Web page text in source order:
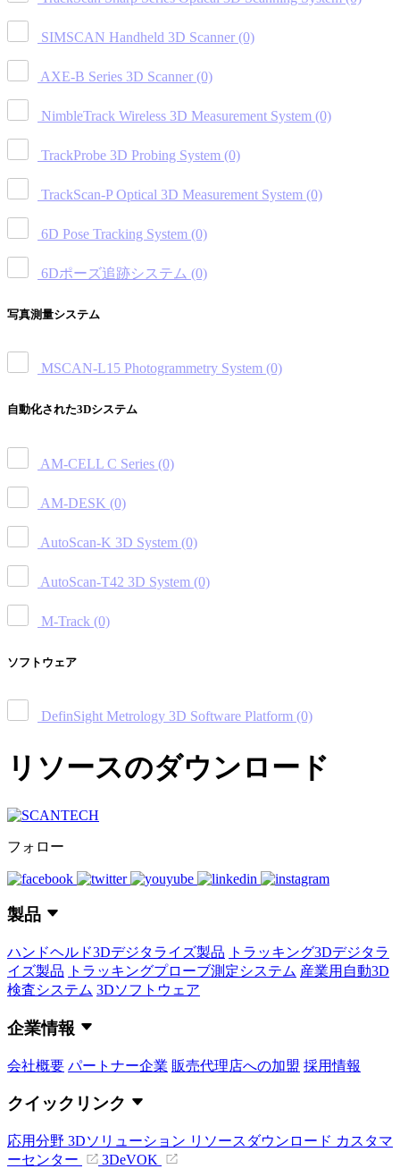
SIMSCAN Handheld 3D Scanner (0)
AXE-B Series 3D Scanner (0)
NimbleTrack Wireless 3D Measurement System (0)
TrackProbe 3D Probing System (0)
TrackScan-P Optical 3D Measurement System (0)
6D Pose Tracking System (0)
6Dポーズ追跡システム (0)
写真測量システム
MSCAN-L15 Photogrammetry System (0)
自動化された3Dシステム
AM-CELL C Series (0)
AM-DESK (0)
AutoScan-K 3D System (0)
AutoScan-T42 3D System (0)
M-Track (0)
ソフトウェア
DefinSight Metrology 3D Software Platform (0)
リソースのダウンロード
フォロー
製品
ハンドヘルド3Dデジタライズ製品
トラッキング3Dデジタラ
イズ製品
トラッキングプローブ測定システム 産業用自動3D
検査システム 3Dソフトウェア
企業情報
会社概要 パートナー企業 販売代理店への加盟 採用情報
クイックリンク
応用分野 3Dソリューション リソースダウンロード カスタマ
ーセンター
3DeVOK